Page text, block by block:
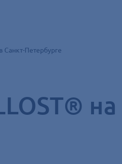
Санкт-Петербурге